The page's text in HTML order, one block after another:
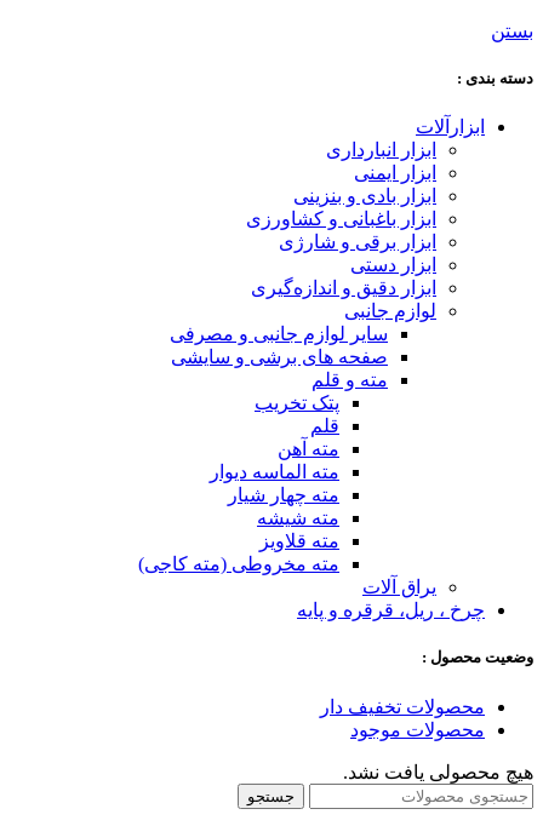
بستن
دسته‌ بندی :
ابزارآلات
ابزار انبارداری
ابزار ایمنی
ابزار بادی و بنزینی
ابزار باغبانی و کشاورزی
ابزار برقی و شارژی
ابزار دستی
ابزار دقیق و اندازه‌گیری
لوازم جانبی
سایر لوازم جانبی و مصرفی
صفحه های برشی و سایشی
مته و قلم
پتک تخریب
قلم
مته آهن
مته الماسه دیوار
مته چهار شیار
مته شیشه
مته قلاویز
مته مخروطی (مته کاجی)
یراق آلات
چرخ ، ریل، قرقره و پایه
وضعیت محصول :
محصولات تخفیف دار
محصولات موجود
هیچ محصولی یافت نشد.
جستجو